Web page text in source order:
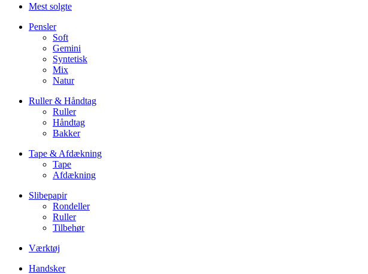
Mest solgte
Pensler
Soft
Gemini
Syntetisk
Mix
Natur
Ruller & Håndtag
Ruller
Håndtag
Bakker
Tape & Afdækning
Tape
Afdækning
Slibepapir
Rondeller
Ruller
Tilbehør
Værktøj
Handsker